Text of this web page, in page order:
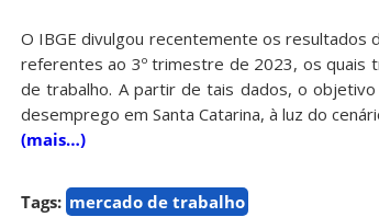
O IBGE divulgou recentemente os resultados
referentes ao 3º trimestre de 2023, os quais
de trabalho. A partir de tais dados, o
desemprego em Santa Catarina, à luz do
(mais…)
Tags: mercado de trabalho